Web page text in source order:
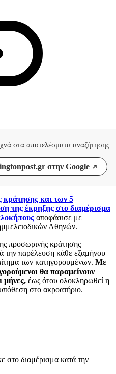
στα αποτελέσματα αναζήτησης
στην Google
κράτησης και των 5
της έκρηξης στο διαμέρισμα
αποφάσισε με
Αθηνών.
προσωρινής κράτησης
την παρέλευση κάθε εξαμήνου
των κατηγορουμένων. Με
θα παραμείνουν
μήνες, έως ότου ολοκληρωθεί η
στο ακροατήριο.
στο διαμέρισμα κατά την